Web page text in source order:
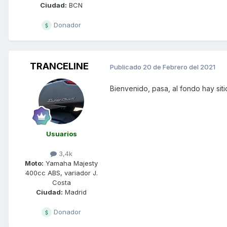
Ciudad: BCN
Donador
TRANCELINE
Usuarios
3,4k
Moto: Yamaha Majesty
400cc ABS, variador J.
Costa
Ciudad: Madrid
Donador
Publicado 20 de Febrero del 2021
Bienvenido, pasa, al fondo hay